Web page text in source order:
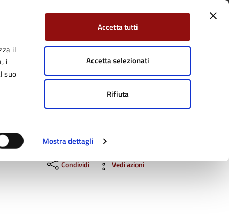
il
i
suo
Mostra dettagli
Accetta tutti
Accetta selezionati
Rifiuta
su: TwitterYouTube Cerca:
Tutti gli argomenti
Condividi Vedi azioni